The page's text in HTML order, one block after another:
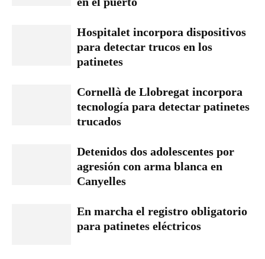
Hospitalet incorpora dispositivos
para detectar trucos en los
patinetes
Cornellà de Llobregat incorpora
tecnología para detectar patinetes
trucados
Detenidos dos adolescentes por
agresión con arma blanca en
Canyelles
En marcha el registro obligatorio
para patinetes eléctricos